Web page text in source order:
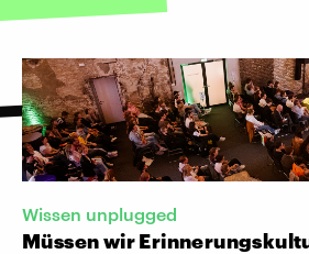
Wissen unplugged
Müssen wir